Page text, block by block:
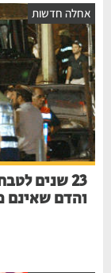
אחלה חדשות
והדם שאינם